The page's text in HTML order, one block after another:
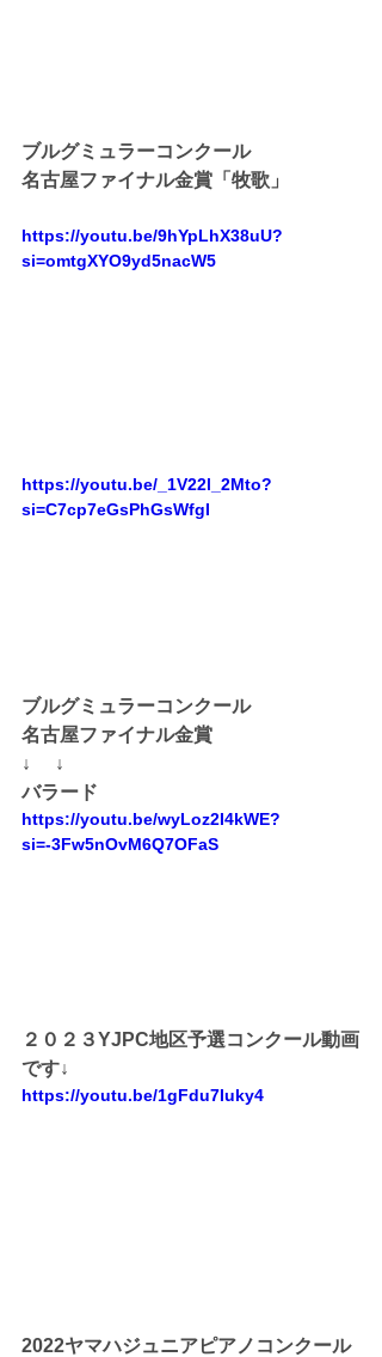
ブルグミュラーコンクール
名古屋ファイナル金賞「牧歌」
https://youtu.be/9hYpLhX38uU?
si=omtgXYO9yd5nacW5
https://youtu.be/_1V22l_2Mto?
si=C7cp7eGsPhGsWfgI
ブルグミュラーコンクール
名古屋ファイナル金賞
↓ 　↓
バラード
https://youtu.be/wyLoz2I4kWE?
si=-3Fw5nOvM6Q7OFaS
２０２３YJPC地区予選コンクール動画
です↓
https://youtu.be/1gFdu7Iuky4
2022ヤマハジュニアピアノコンクール